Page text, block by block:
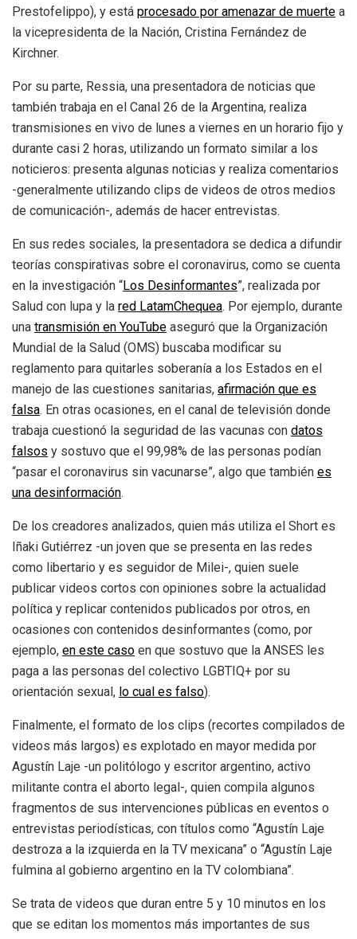
Prestofelippo), y está procesado por amenazar de muerte a
la vicepresidenta de la Nación, Cristina Fernández de
Kirchner.
Por su parte, Ressia, una presentadora de noticias que
también trabaja en el Canal 26 de la Argentina, realiza
transmisiones en vivo de lunes a viernes en un horario fijo y
durante casi 2 horas, utilizando un formato similar a los
noticieros: presenta algunas noticias y realiza comentarios
-generalmente utilizando clips de videos de otros medios
de comunicación-, además de hacer entrevistas.
En sus redes sociales, la presentadora se dedica a difundir
teorías conspirativas sobre el coronavirus, como se cuenta
en la investigación “Los Desinformantes”, realizada por
Salud con lupa y la red LatamChequea. Por ejemplo, durante
una transmisión en YouTube aseguró que la Organización
Mundial de la Salud (OMS) buscaba modificar su
reglamento para quitarles soberanía a los Estados en el
manejo de las cuestiones sanitarias, afirmación que es
falsa. En otras ocasiones, en el canal de televisión donde
trabaja cuestionó la seguridad de las vacunas con datos
falsos y sostuvo que el 99,98% de las personas podían
“pasar el coronavirus sin vacunarse”, algo que también es
una desinformación.
De los creadores analizados, quien más utiliza el Short es
Iñaki Gutiérrez -un joven que se presenta en las redes
como libertario y es seguidor de Milei-, quien suele
publicar videos cortos con opiniones sobre la actualidad
política y replicar contenidos publicados por otros, en
ocasiones con contenidos desinformantes (como, por
ejemplo, en este caso en que sostuvo que la ANSES les
paga a las personas del colectivo LGBTIQ+ por su
orientación sexual, lo cual es falso).
Finalmente, el formato de los clips (recortes compilados de
videos más largos) es explotado en mayor medida por
Agustín Laje -un politólogo y escritor argentino, activo
militante contra el aborto legal-, quien compila algunos
fragmentos de sus intervenciones públicas en eventos o
entrevistas periodísticas, con títulos como “Agustín Laje
destroza a la izquierda en la TV mexicana” o “Agustín Laje
fulmina al gobierno argentino en la TV colombiana”.
Se trata de videos que duran entre 5 y 10 minutos en los
que se editan los momentos más importantes de sus